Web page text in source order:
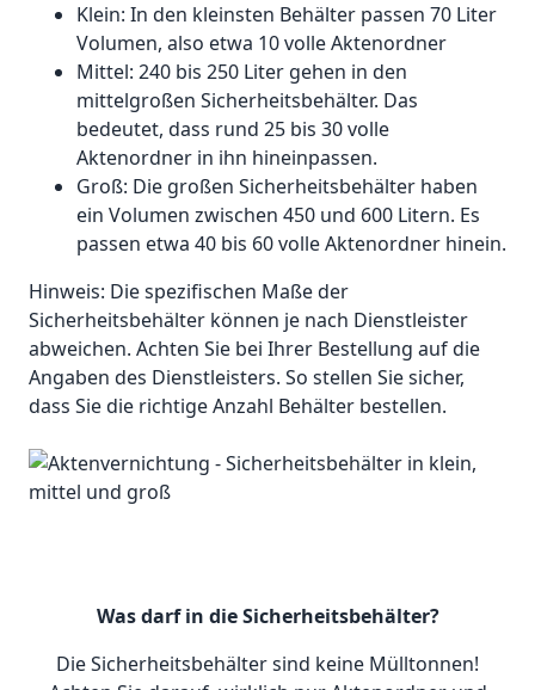
Klein: In den kleinsten Behälter passen 70 Liter
Volumen, also etwa 10 volle Aktenordner
Mittel: 240 bis 250 Liter gehen in den
mittelgroßen Sicherheitsbehälter. Das
bedeutet, dass rund 25 bis 30 volle
Aktenordner in ihn hineinpassen.
Groß: Die großen Sicherheitsbehälter haben
ein Volumen zwischen 450 und 600 Litern. Es
passen etwa 40 bis 60 volle Aktenordner hinein.
Hinweis: Die spezifischen Maße der
Sicherheitsbehälter können je nach Dienstleister
abweichen. Achten Sie bei Ihrer Bestellung auf die
Angaben des Dienstleisters. So stellen Sie sicher,
dass Sie die richtige Anzahl Behälter bestellen.
Was darf in die Sicherheitsbehälter?
Die Sicherheitsbehälter sind keine Mülltonnen!